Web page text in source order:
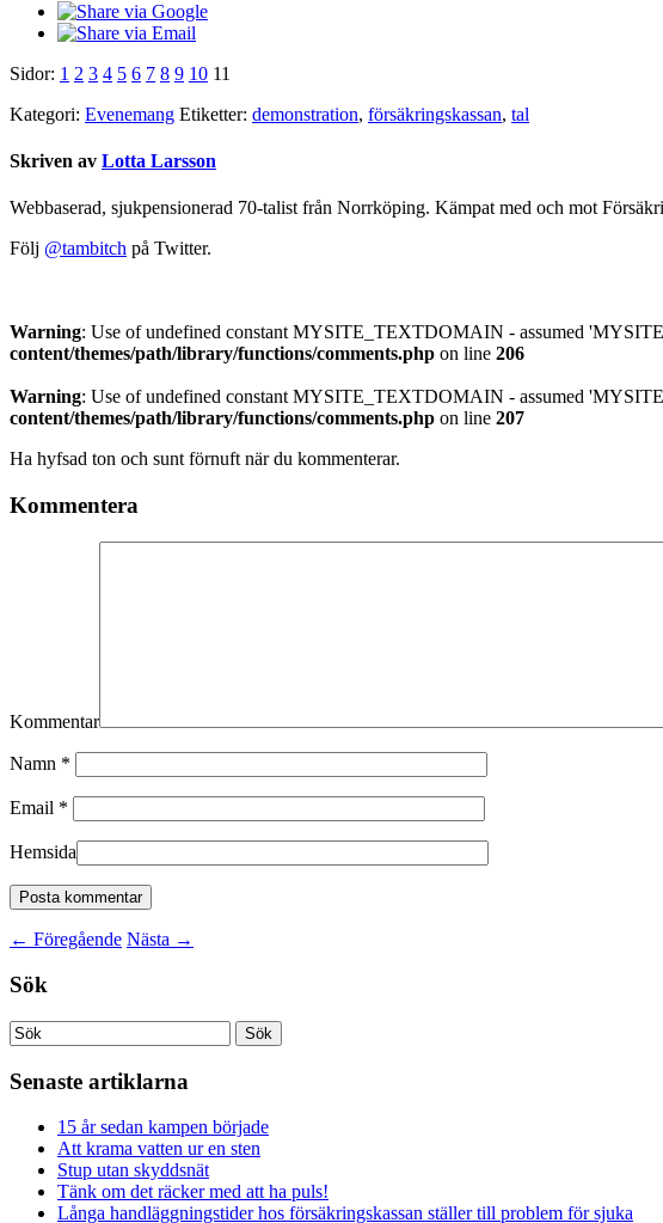
Sidor: 1 2 3 4 5 6 7 8 9 10 11
Kategori: Evenemang Etiketter: demonstration, försäkringskassan, tal
Skriven av Lotta Larsson
Webbaserad, sjukpensionerad 70-talist från Norrköping. Kämpat med och mot
Följ @tambitch på Twitter.
Warning: Use of undefined constant MYSITE_TEXTDOMAIN - assumed
content/themes/path/library/functions/comments.php on line 206
Warning: Use of undefined constant MYSITE_TEXTDOMAIN - assumed
content/themes/path/library/functions/comments.php on line 207
Ha hyfsad ton och sunt förnuft när du kommenterar.
Kommentera
Kommentar
Namn *
Email *
Hemsida
← Föregående Nästa →
Sök
Senaste artiklarna
15 år sedan kampen började
Att krama vatten ur en sten
Stup utan skyddsnät
Tänk om det räcker med att ha puls!
Långa handläggningstider hos försäkringskassan ställer till problem för sjuka